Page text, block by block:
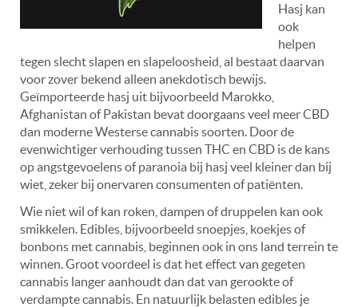
Hasj kan
ook
helpen
tegen slecht slapen en slapeloosheid, al bestaat daarvan
voor zover bekend alleen anekdotisch bewijs.
Geïmporteerde hasj uit bijvoorbeeld Marokko,
Afghanistan of Pakistan bevat doorgaans veel meer CBD
dan moderne Westerse cannabis soorten. Door de
evenwichtiger verhouding tussen THC en CBD is de kans
op angstgevoelens of paranoia bij hasj veel kleiner dan bij
wiet, zeker bij onervaren consumenten of patiënten.
Wie niet wil of kan roken, dampen of druppelen kan ook
smikkelen. Edibles, bijvoorbeeld snoepjes, koekjes of
bonbons met cannabis, beginnen ook in ons land terrein te
winnen. Groot voordeel is dat het effect van gegeten
cannabis langer aanhoudt dan dat van gerookte of
verdampte cannabis. En natuurlijk belasten edibles je